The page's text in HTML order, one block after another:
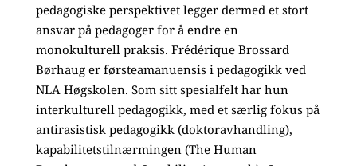
pedagogiske perspektivet legger dermed et stort
ansvar på pedagoger for å endre en
monokulturell praksis. Frédérique Brossard
Børhaug er førsteamanuensis i pedagogikk ved
NLA Høgskolen. Som sitt spesialfelt har hun
interkulturell pedagogikk, med et særlig fokus på
antirasistisk pedagogikk (doktoravhandling),
kapabilitetstilnærmingen (The Human